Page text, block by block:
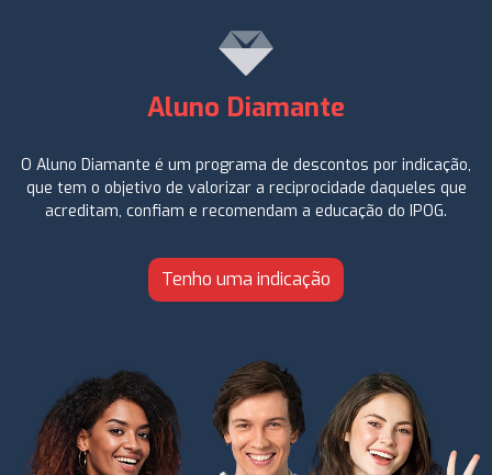
Aluno Diamante
O Aluno Diamante é um programa de descontos por indicação,
que tem o objetivo de valorizar a reciprocidade daqueles que
acreditam, confiam e recomendam a educação do IPOG.
Tenho uma indicação